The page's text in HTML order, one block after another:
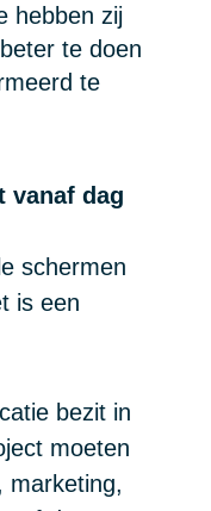
hebben zij
te doen
te
vanaf dag
schermen
is een
bezit in
moeten
marketing,